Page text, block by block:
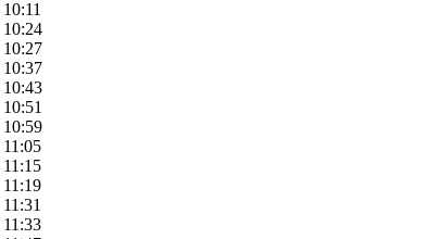
10:11
10:24
10:27
10:37
10:43
10:51
10:59
11:05
11:15
11:19
11:31
11:33